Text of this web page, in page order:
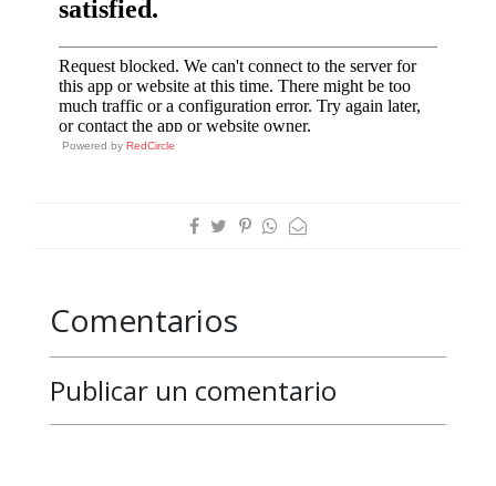
Powered by RedCircle
Comentarios
Publicar un comentario